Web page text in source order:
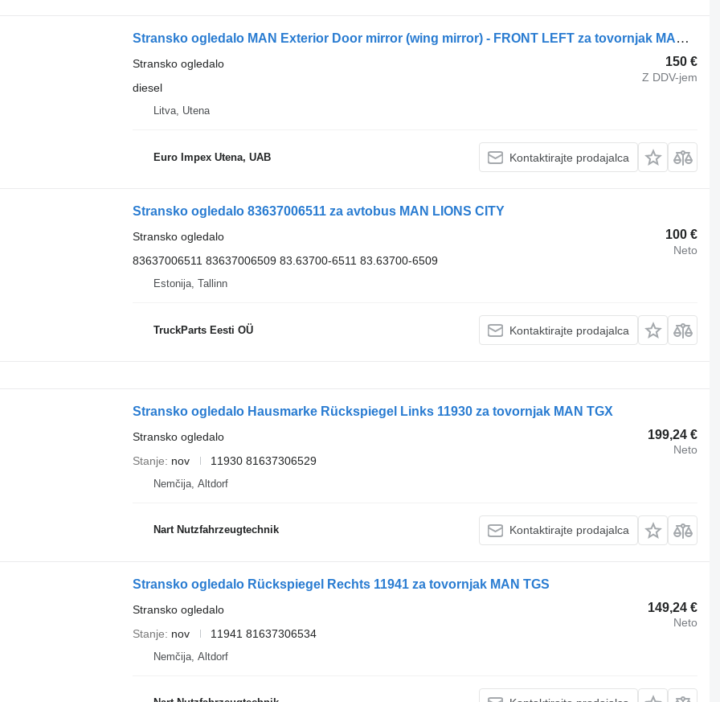
Stransko ogledalo MAN Exterior Door mirror (wing mirror) - FRONT LEFT za tovornjak MAN TGX
150 €
Z DDV-jem
Stransko ogledalo
diesel
Litva, Utena
Euro Impex Utena, UAB Kontaktirajte prodajalca
Stransko ogledalo 83637006511 za avtobus MAN LIONS CITY
100 €
Neto
Stransko ogledalo
83637006511 83637006509 83.63700-6511 83.63700-6509
Estonija, Tallinn
TruckParts Eesti OÜ Kontaktirajte prodajalca
Stransko ogledalo Hausmarke Rückspiegel Links 11930 za tovornjak MAN TGX
199,24 €
Neto
Stransko ogledalo
Stanje
nov 11930 81637306529
Nemčija, Altdorf
Nart Nutzfahrzeugtechnik Kontaktirajte prodajalca
Stransko ogledalo Rückspiegel Rechts 11941 za tovornjak MAN TGS
149,24 €
Neto
Stransko ogledalo
Stanje
nov 11941 81637306534
Nemčija, Altdorf